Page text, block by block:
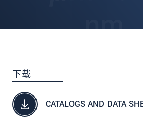
下载
CATALOGS AND DATA